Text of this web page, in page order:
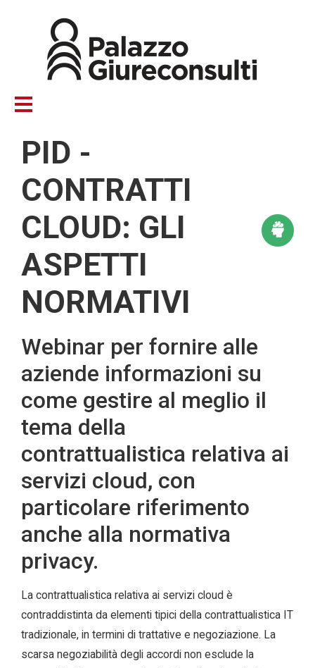
contenuto
principale
PID -
CONTRATTI
CLOUD: GLI
ASPETTI
NORMATIVI
Webinar per fornire alle
aziende informazioni su
come gestire al meglio il
tema della
contrattualistica relativa ai
servizi cloud, con
particolare riferimento
anche alla normativa
privacy.
La contrattualistica relativa ai servizi cloud è
contraddistinta da elementi tipici della contrattualistica IT
tradizionale, in termini di trattative e negoziazione. La
scarsa negoziabilità degli accordi non esclude la